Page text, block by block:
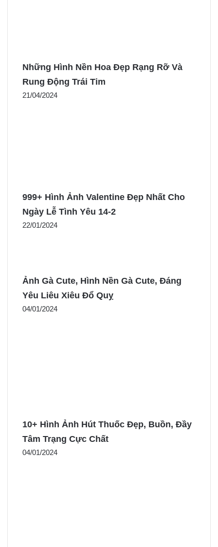
Những Hình Nền Hoa Đẹp Rạng Rỡ Và
Rung Động Trái Tim
21/04/2024
999+ Hình Ảnh Valentine Đẹp Nhất Cho
Ngày Lễ Tình Yêu 14-2
22/01/2024
Ảnh Gà Cute, Hình Nền Gà Cute, Đáng
Yêu Liêu Xiêu Đổ Quỵ
04/01/2024
10+ Hình Ảnh Hút Thuốc Đẹp, Buồn, Đầy
Tâm Trạng Cực Chất
04/01/2024